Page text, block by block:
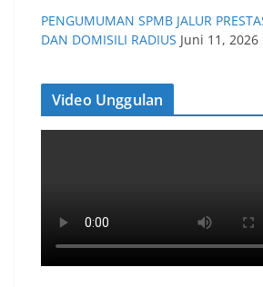
PENGUMUMAN SPMB JALUR
DAN DOMISILI RADIUS Juni 11, 2026
Video Unggulan